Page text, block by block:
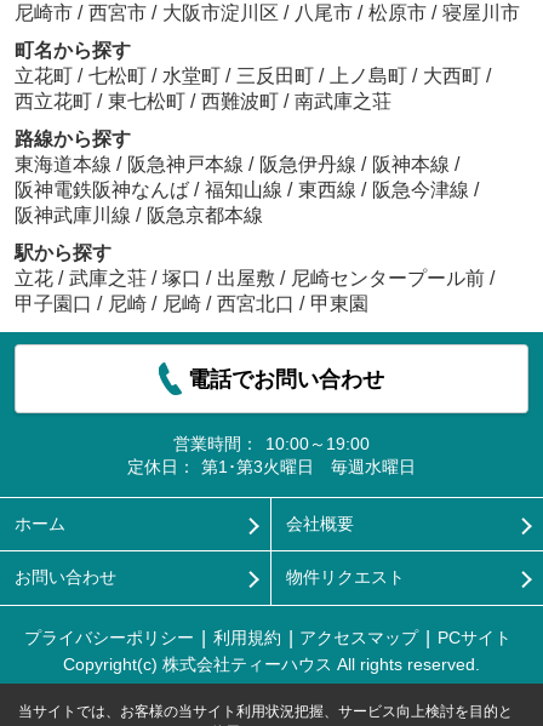
尼崎市 / 西宮市 / 大阪市淀川区 / 八尾市 / 松原市 / 寝屋川市
町名から探す
立花町 / 七松町 / 水堂町 / 三反田町 / 上ノ島町 / 大西町 /
西立花町 / 東七松町 / 西難波町 / 南武庫之荘
路線から探す
東海道本線 / 阪急神戸本線 / 阪急伊丹線 / 阪神本線 /
阪神電鉄阪神なんば / 福知山線 / 東西線 / 阪急今津線 /
阪神武庫川線 / 阪急京都本線
駅から探す
立花 / 武庫之荘 / 塚口 / 出屋敷 / 尼崎センタープール前 /
甲子園口 / 尼崎 / 尼崎 / 西宮北口 / 甲東園
電話でお問い合わせ
営業時間：
10:00～19:00
定休日：
第1･第3火曜日 毎週水曜日
ホーム 会社概要
お問い合わせ 物件リクエスト
プライバシーポリシー 利用規約 アクセスマップ
PCサイト
Copyright(c) 株式会社ティーハウス All rights reserved.
当サイトでは、お客様の当サイト利用状況把握、サービス向上検討を目的と